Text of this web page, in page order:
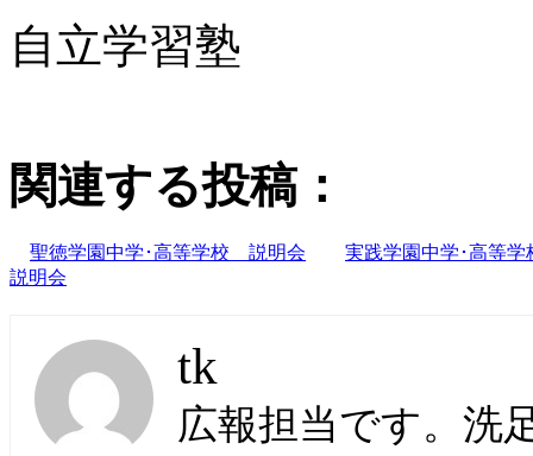
自立学習塾
関連する投稿：
聖徳学園中学･高等学校 説明会
実践学園中学･高等
説明会
tk
広報担当です。洗